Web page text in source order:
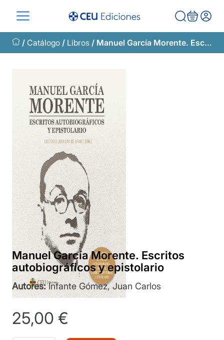
contenido
/ Catálogo / Libros / Manuel García Morente. Escritos autobiográficos y epistolario
Manuel García Morente. Escritos
autobiográficos y epistolario
Autores:Infante Gómez, Juan Carlos
25,00 €